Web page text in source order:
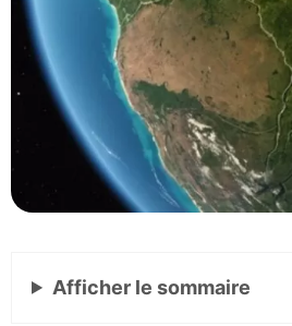
Afficher le sommaire